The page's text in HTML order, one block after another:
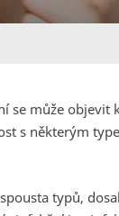
se může objevit
s některým
typů,